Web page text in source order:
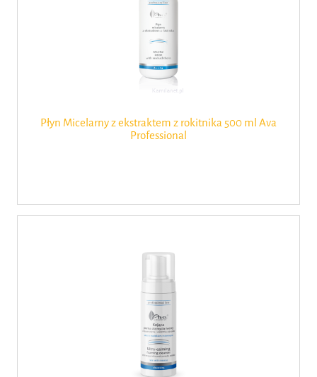
Płyn Micelarny z ekstraktem z rokitnika 500 ml Ava
Professional